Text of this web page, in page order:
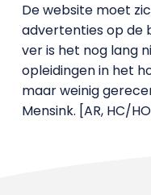
De website moet
advertenties op de
ver is het nog lang
opleidingen in het
maar weinig
Mensink. [AR, HC/